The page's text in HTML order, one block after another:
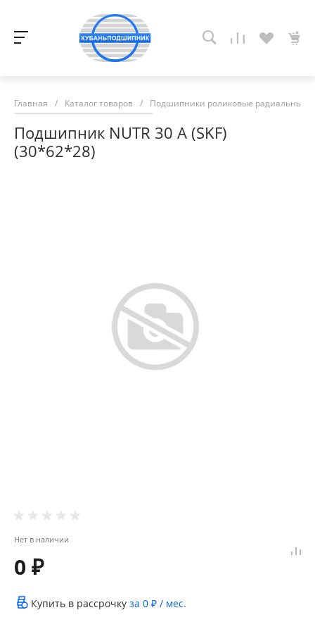
Главная / Каталог товаров / Подшипники роликовые радиальные
Подшипник NUTR 30 A (SKF)
(30*62*28)
Нет в наличии
0 ₽
Купить в рассрочку за 0 ₽ / мес.